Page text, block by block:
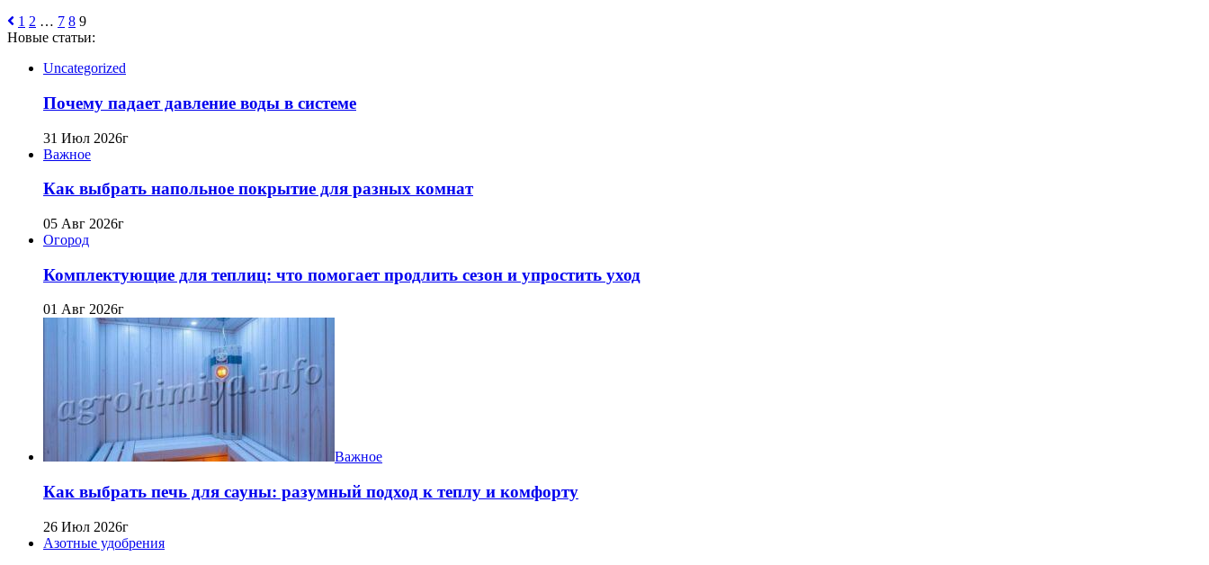
1 2 … 7 8 9
Новые статьи:
Uncategorized
Почему падает давление воды в системе
31 Июл 2026г
Важное
Как выбрать напольное покрытие для разных комнат
05 Авг 2026г
Огород
Комплектующие для теплиц: что помогает продлить сезон и упростить уход
01 Авг 2026г
Важное
Как выбрать печь для сауны: разумный подход к теплу и комфорту
26 Июл 2026г
Азотные удобрения